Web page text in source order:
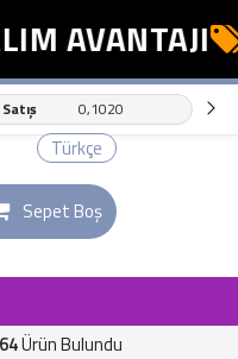
Satış 0,1020
Türkçe
Sepet Boş
64Ürün Bulundu